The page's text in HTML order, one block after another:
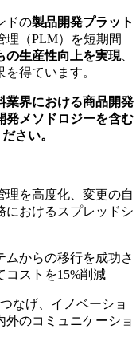
ドの製品開発プラット
理（PLM）を短期間
の生産性向上を実現、
得ています。
業界における商品開発
発メソドロジーを含む
さい。
理を高度化、変更の自
におけるスプレッドシ
ムからの移行を成功さ
コストを15%削減
なげ、イノベーショ
外のコミュニケーショ